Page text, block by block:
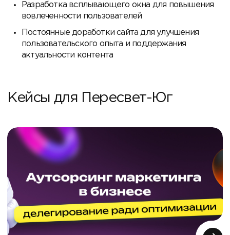
Разработка всплывающего окна для повышения
вовлеченности пользователей
Постоянные доработки сайта для улучшения
пользовательского опыта и поддержания
актуальности контента
Кейсы для Пересвет-Юг